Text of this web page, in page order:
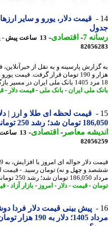
7
-اقتصادی-13 ساعت پیش - یکشنبه 18 مرداد 1405، 18:05
ملی ایران - بانک ملی -قیمت دلار-قیمت
رشد 250 تومانی در بازار آزاد
معاصر-اقتصادی-13 ساعت پیش - یکشنبه 18 مرداد 1405، 18:03
250 تومانی در بازار ...
-قیمت-دلار-امروز- بازار آزاد - قیمت
مرداد 1405؛ دلار به 190 هزار تومان